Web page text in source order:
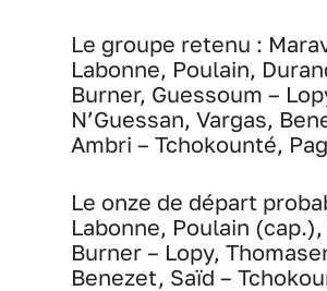
Le groupe retenu :
Labonne, Poulain,
Burner, Guessoum –
N’Guessan, Vargas,
Ambri – Tchokounté,
Le onze de départ
Labonne, Poulain (cap.),
Burner – Lopy,
Benezet, Saïd –